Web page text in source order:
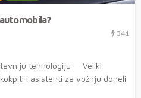
341
tehnologiju Veliki
i asistenti za vožnju doneli